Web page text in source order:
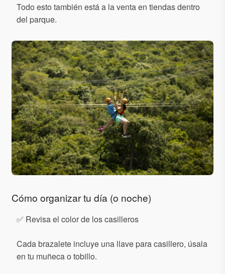
Todo esto también está a la venta en tiendas dentro
del parque.
Cómo organizar tu día (o noche)
✅ Revisa el color de los casilleros
Cada brazalete incluye una llave para casillero, úsala
en tu muñeca o tobillo.